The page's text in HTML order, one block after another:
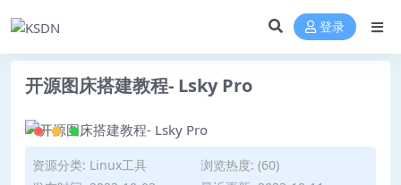
登录
开源图床搭建教程- Lsky Pro
资源分类: Linux工具
浏览热度: (60)